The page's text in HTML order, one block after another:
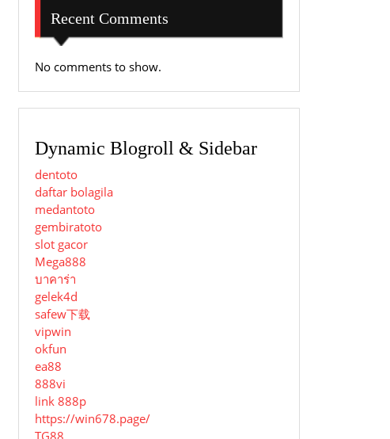
Recent Comments
No comments to show.
Dynamic Blogroll & Sidebar
dentoto
daftar bolagila
medantoto
gembiratoto
slot gacor
Mega888
บาคาร่า
gelek4d
safew下载
vipwin
okfun
ea88
888vi
link 888p
https://win678.page/